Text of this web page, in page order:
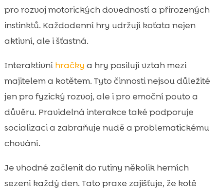
pro rozvoj motorických dovedností a přirozených
instinktů. Každodenní hry udržují koťata nejen
aktivní, ale i šťastná.
Interaktivní hračky a hry posilují vztah mezi
majitelem a kotětem. Tyto činnosti nejsou důležité
jen pro fyzický rozvoj, ale i pro emoční pouto a
důvěru. Pravidelná interakce také podporuje
socializaci a zabraňuje nudě a problematickému
chování.
Je vhodné začlenit do rutiny několik herních
sezení každý den. Tato praxe zajišťuje, že kotě